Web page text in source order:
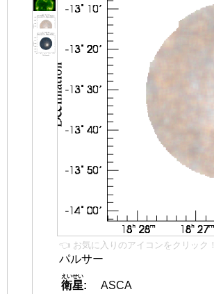
👈 お気に入りのアイコンをクリック！
パルサー
衛星
えいせい
:
ASCA